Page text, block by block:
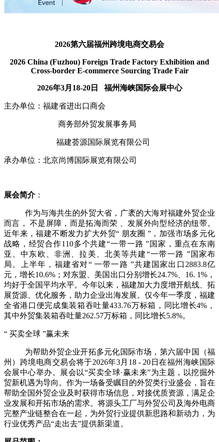
2026第六届福州 跨境电商交易会
2026 China (Fuzhou) Foreign Trade Factory Exhibition and
Cross-border E-commerce Sourcing Trade Fair
2026年3月18-20日 福州海峡国际会展中心
主办单位：福建省进出口商会
商务部外贸发展事务局
福建荟源国际展览有限公司
承办单位：北京尚博国际展览有限公司
展会简介：
作为与海共生的外贸大省，广袤的大海对福建外贸企业
而言，
不是屏障，而是拓海而荣
、发展外向型经济的纽带。
近年来，福建不断发力扩大外贸“ 朋友圈 ”，加强市场多元化
战略，经贸合作110多个共建“一带一路 ”国家，重点在东南
亚、中东欧、非洲、拉美、北美等共建“一带一路 ”国家布
局。上半年，福建省对“ 一带一路 ”共建国家出口2883.8亿
元，增长10.6%；对东盟、美国出口分别增长24.7%、16. 1%，
均好于全国平均水平。今年以来，福建加大力度增开航线、拓
展货源、优化服务，助力企业出海发展。仅今年一季度，福建
全省港口便完成集装箱吞吐量433.76万标箱，同比增长4%，
其中外贸集装箱吞吐量262.57万标箱，同比增长5.8%。
“ 买卖全球 ”赢未来
为帮助外贸企业开拓多元化国际市场，第六届中国（福
州）跨境电商交易会将于2026年3月18 - 20日在福州海峡国际
会展中心举办。展会以“买卖全球·赢未来”为主题，以挖掘外
贸新机遇为导向。作为一场备受瞩目的外贸类行业盛会，旨在
帮助全国外贸企业及时获得市场信息，对接优质资源，满足企
业发展和开拓市场的需求。将源头工厂与外贸公司及海外电商
完整产业链整合在一起，为外贸行业提供新思路和新动力，为
行业优秀产品“走出去”提供新渠道。